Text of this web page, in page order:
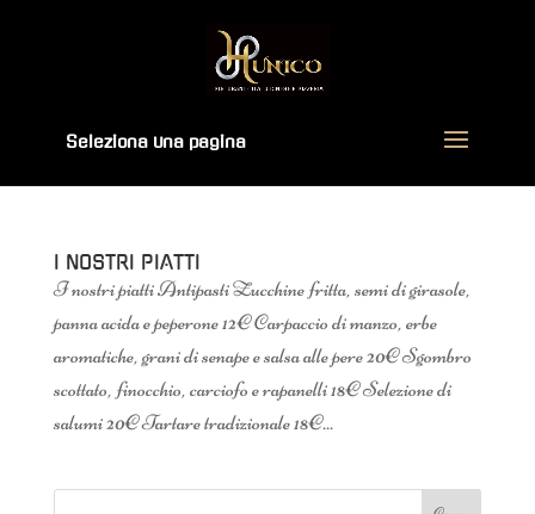
Seleziona una pagina
I NOSTRI PIATTI
I nostri piatti Antipasti Zucchine fritta, semi di girasole,
panna acida e peperone 12€ Carpaccio di manzo, erbe
aromatiche, grani di senape e salsa alle pere 20€ Sgombro
scottato, finocchio, carciofo e rapanelli 18€ Selezione di
salumi 20€ Tartare tradizionale 18€...